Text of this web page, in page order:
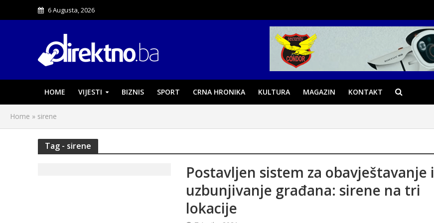
6 Augusta, 2026
HOME VIJESTI BIZNIS SPORT CRNA HRONIKA KULTURA MAGAZIN KONTAKT
Home » sirene
Tag - sirene
Postavljen sistem za obavještavanje i
uzbunjivanje građana: sirene na tri
lokacije